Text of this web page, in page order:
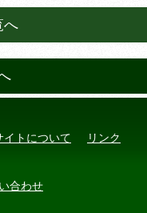
へ
イトについて リンク
合わせ